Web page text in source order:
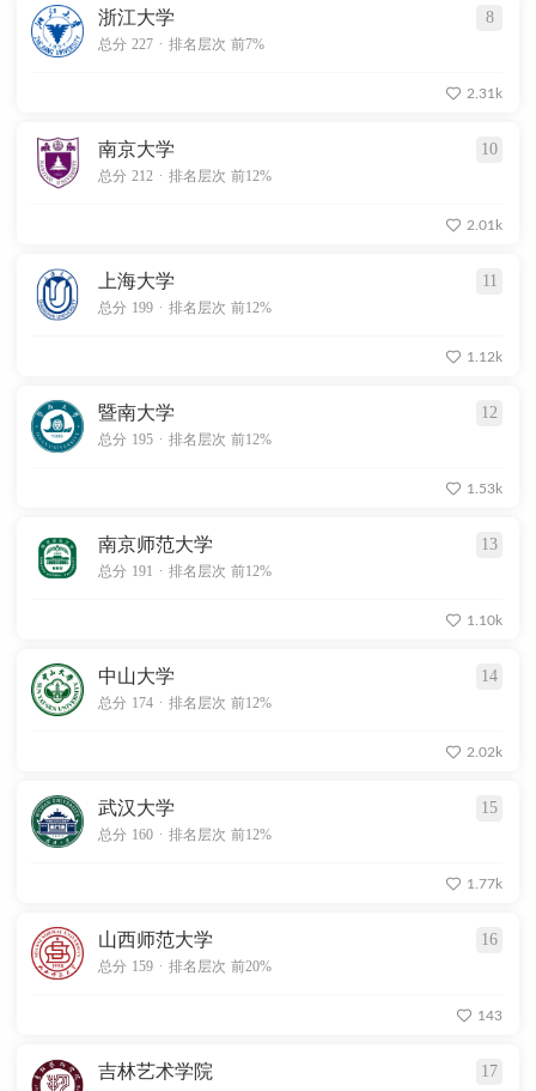
浙江大学 8
总分 227 . 排名层次 前7%
2.31k
南京大学 10
总分 212 . 排名层次 前12%
2.01k
上海大学 11
总分 199 . 排名层次 前12%
1.12k
暨南大学 12
总分 195 . 排名层次 前12%
1.53k
南京师范大学 13
总分 191 . 排名层次 前12%
1.10k
中山大学 14
总分 174 . 排名层次 前12%
2.02k
武汉大学 15
总分 160 . 排名层次 前12%
1.77k
山西师范大学 16
总分 159 . 排名层次 前20%
143
吉林艺术学院 17